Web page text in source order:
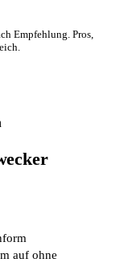
Empfehlung. Pros,
auf ohne